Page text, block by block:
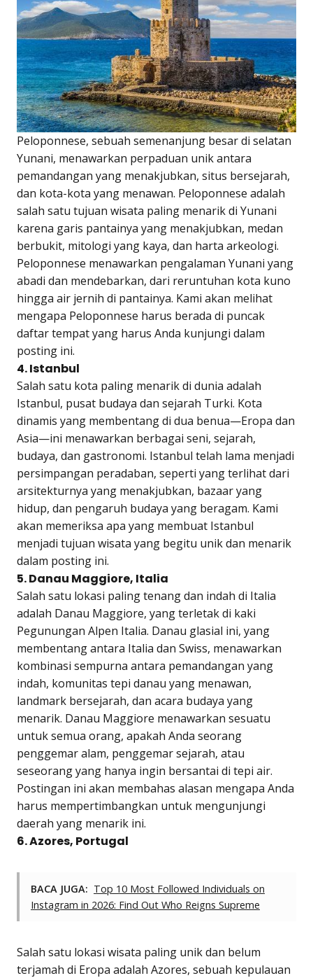
Peloponnese, sebuah semenanjung besar di selatan
Yunani, menawarkan perpaduan unik antara
pemandangan yang menakjubkan, situs bersejarah,
dan kota-kota yang menawan. Peloponnese adalah
salah satu tujuan wisata paling menarik di Yunani
karena garis pantainya yang menakjubkan, medan
berbukit, mitologi yang kaya, dan harta arkeologi.
Peloponnese menawarkan pengalaman Yunani yang
abadi dan mendebarkan, dari reruntuhan kota kuno
hingga air jernih di pantainya. Kami akan melihat
mengapa Peloponnese harus berada di puncak
daftar tempat yang harus Anda kunjungi dalam
posting ini.
4. Istanbul
Salah satu kota paling menarik di dunia adalah
Istanbul, pusat budaya dan sejarah Turki. Kota
dinamis yang membentang di dua benua—Eropa dan
Asia—ini menawarkan berbagai seni, sejarah,
budaya, dan gastronomi. Istanbul telah lama menjadi
persimpangan peradaban, seperti yang terlihat dari
arsitekturnya yang menakjubkan, bazaar yang
hidup, dan pengaruh budaya yang beragam. Kami
akan memeriksa apa yang membuat Istanbul
menjadi tujuan wisata yang begitu unik dan menarik
dalam posting ini.
5. Danau Maggiore, Italia
Salah satu lokasi paling tenang dan indah di Italia
adalah Danau Maggiore, yang terletak di kaki
Pegunungan Alpen Italia. Danau glasial ini, yang
membentang antara Italia dan Swiss, menawarkan
kombinasi sempurna antara pemandangan yang
indah, komunitas tepi danau yang menawan,
landmark bersejarah, dan acara budaya yang
menarik. Danau Maggiore menawarkan sesuatu
untuk semua orang, apakah Anda seorang
penggemar alam, penggemar sejarah, atau
seseorang yang hanya ingin bersantai di tepi air.
Postingan ini akan membahas alasan mengapa Anda
harus mempertimbangkan untuk mengunjungi
daerah yang menarik ini.
6. Azores, Portugal
BACA JUGA: Top 10 Most Followed Individuals on
Instagram in 2026: Find Out Who Reigns Supreme
Salah satu lokasi wisata paling unik dan belum
terjamah di Eropa adalah Azores, sebuah kepulauan